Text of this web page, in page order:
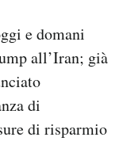
e domani
all’Iran; già
di
di risparmio